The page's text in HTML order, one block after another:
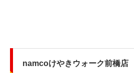
namcoけやきウォーク前橋店